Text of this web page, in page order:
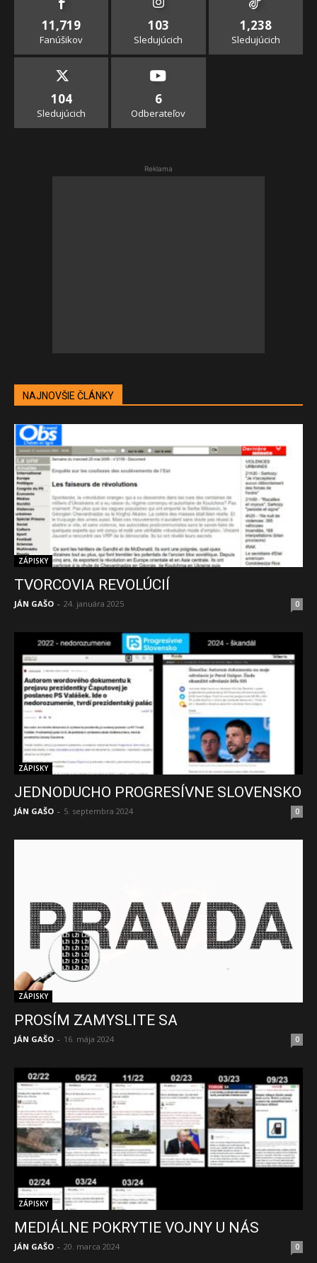
11,719
Fanúšikov
103
Sledujúcich
1,238
Sledujúcich
104
Sledujúcich
6
Odberateľov
Reklama
NAJNOVŠIE ČLÁNKY
ZÁPISKY
TVORCOVIA REVOLÚCIÍ
JÁN GAŠO - 24. januára 2025 0
ZÁPISKY
JEDNODUCHO PROGRESÍVNE SLOVENSKO
JÁN GAŠO - 5. septembra 2024 0
ZÁPISKY
PROSÍM ZAMYSLITE SA
JÁN GAŠO - 16. mája 2024 0
ZÁPISKY
MEDIÁLNE POKRYTIE VOJNY U NÁS
JÁN GAŠO - 20. marca 2024 0